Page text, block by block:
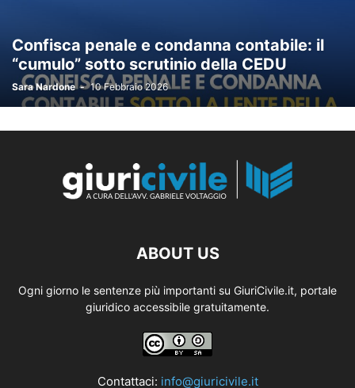
Confisca penale e condanna contabile: il
“cumulo” sotto scrutinio della CEDU
Sara Nardone - 10 Febbraio 2026
ABOUT US
Ogni giorno le sentenze più importanti su GiuriCivile.it, portale
giuridico accessibile gratuitamente.
Contattaci: info@giuricivile.it